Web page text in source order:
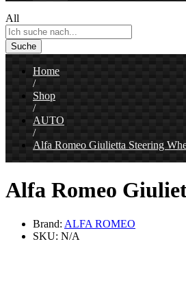
All
Suche
Home
/
Shop
/
AUTO
/
Alfa Romeo Giulietta Steering
Alfa Romeo
Brand: ALFA ROMEO
SKU: N/A